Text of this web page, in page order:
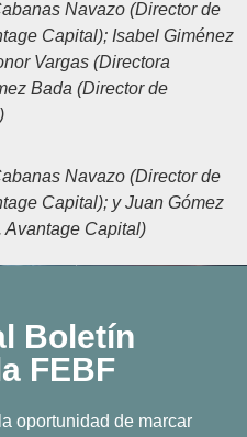
Navazo (Director de
Capital); Isabel Giménez
Vargas (Directora
Bada (Director de
Navazo (Director de
Capital); y Juan Gómez
Avantage Capital)
Boletín
FEBF
oportunidad de marcar